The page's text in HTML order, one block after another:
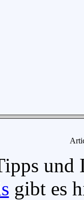
und
gibt es